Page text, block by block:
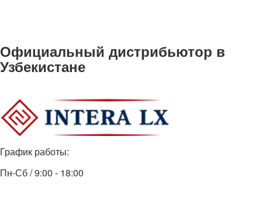
Официальный дистрибьютор в
Узбекистане
График работы:
Пн-Сб / 9:00 - 18:00